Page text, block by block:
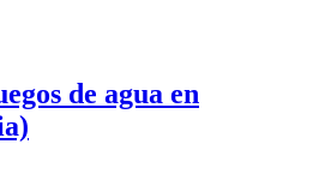
de agua en